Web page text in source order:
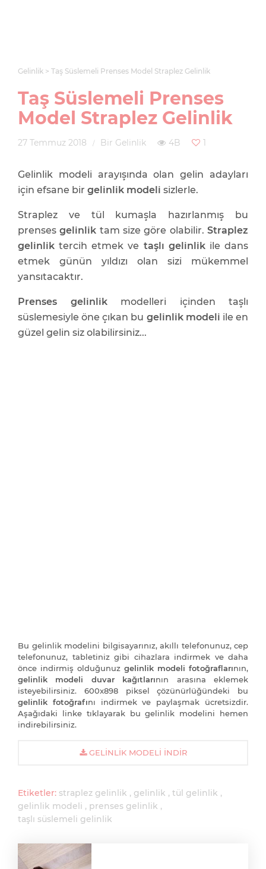
Gelinlik Taş Süslemeli Prenses Model Straplez Gelinlik
Taş Süslemeli Prenses
Model Straplez Gelinlik
27 Temmuz 2018 Bir Gelinlik 4B 1
Gelinlik modeli arayışında olan gelin adayları
için efsane bir gelinlik modeli sizlerle.
Straplez ve tül kumaşla hazırlanmış bu
prensesgelinlik tam size göre olabilir.Straplez
gelinlik tercih etmek ve taşlı gelinlikile dans
etmek günün yıldızı olan sizi mükemmel
yansıtacaktır.
Prenses gelinlikmodelleri içinden taşlı
süslemesiyle öne çıkan bu gelinlik modeli ile en
güzel gelin siz olabilirsiniz...
Bu gelinlik modelini bilgisayarınız, akıllı telefonunuz, cep
telefonunuz, tabletiniz gibi cihazlara indirmek ve daha
önce indirmiş olduğunuz gelinlik modeli fotoğraflarının,
gelinlik modeli duvar kağıtlarının arasına eklemek
isteyebilirsiniz. 600x898 piksel çözünürlüğündeki bu
gelinlik fotoğrafını indirmek ve paylaşmak ücretsizdir.
Aşağıdaki linke tıklayarak bu gelinlik modelini hemen
indirebilirsiniz.
GELINLIK MODELI İNDIR
Etiketler: straplez gelinlik gelinlik
tül gelinlik
gelinlik modeli
prenses gelinlik
taşlı süslemeli gelinlik